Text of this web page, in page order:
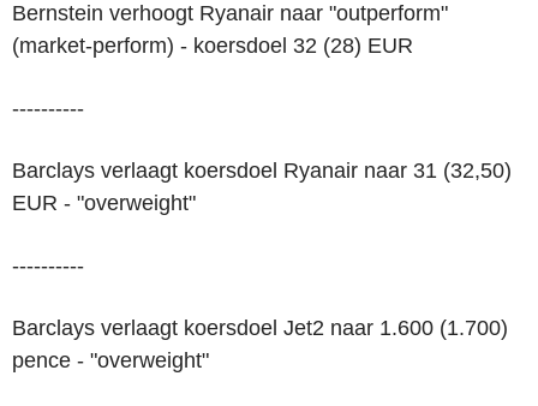
Bernstein verhoogt Ryanair naar "outperform"
(market-perform) - koersdoel 32 (28) EUR
----------
Barclays verlaagt koersdoel Ryanair naar 31 (32,50)
EUR - "overweight"
----------
Barclays verlaagt koersdoel Jet2 naar 1.600 (1.700)
pence - "overweight"